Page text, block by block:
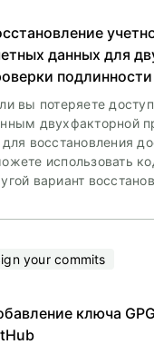
данных для
подлинности
вы потеряете
двухфакторной
для восстановления
использовать
вариант
your commits
ключа